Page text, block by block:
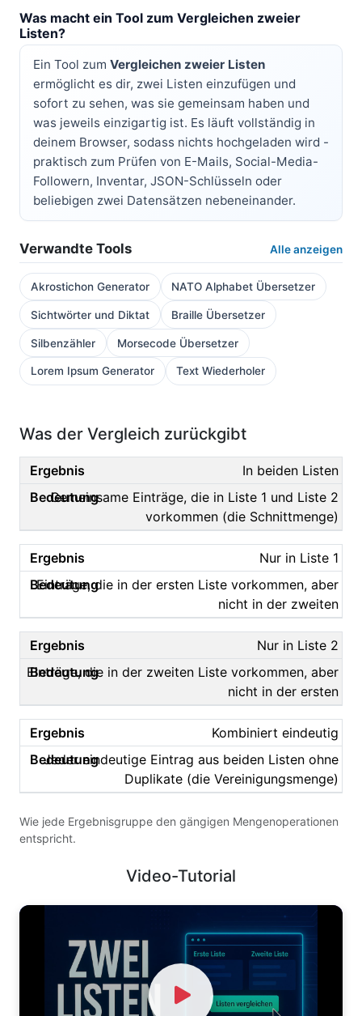
Was macht ein Tool zum Vergleichen zweier
Listen?
Ein Tool zum Vergleichen zweier Listen
ermöglicht es dir, zwei Listen einzufügen und
sofort zu sehen, was sie gemeinsam haben und
was jeweils einzigartig ist. Es läuft vollständig in
deinem Browser, sodass nichts hochgeladen wird -
praktisch zum Prüfen von E-Mails, Social-Media-
Followern, Inventar, JSON-Schlüsseln oder
beliebigen zwei Datensätzen nebeneinander.
Verwandte Tools Alle anzeigen
Akrostichon Generator NATO Alphabet Übersetzer
Sichtwörter und Diktat Braille Übersetzer
Silbenzähler Morsecode Übersetzer
Lorem Ipsum Generator Text Wiederholer
Was der Vergleich zurückgibt
In beiden Listen
Gemeinsame Einträge, die in Liste 1 und Liste 2
vorkommen (die Schnittmenge)
Nur in Liste 1
Einträge, die in der ersten Liste vorkommen, aber
nicht in der zweiten
Nur in Liste 2
Einträge, die in der zweiten Liste vorkommen, aber
nicht in der ersten
Kombiniert eindeutig
Jeder eindeutige Eintrag aus beiden Listen ohne
Duplikate (die Vereinigungsmenge)
Wie jede Ergebnisgruppe den gängigen Mengenoperationen
entspricht.
Video-Tutorial